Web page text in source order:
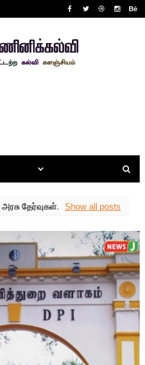
அரசு தேர்வுகள். Show all posts